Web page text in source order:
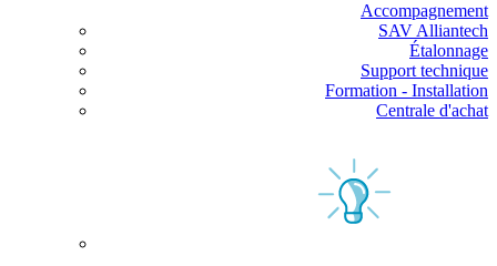
Accompagnement
SAV Alliantech
Étalonnage
Support technique
Formation - Installation
Centrale d'achat